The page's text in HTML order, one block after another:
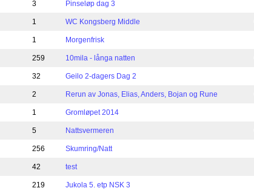
3 Pinseløp dag 3
1 WC Kongsberg Middle
1 Morgenfrisk
259 10mila - långa natten
32 Geilo 2-dagers Dag 2
2 Rerun av Jonas, Elias, Anders, Bojan og Rune
1 Gromløpet 2014
5 Nattsvermeren
256 Skumring/Natt
42 test
219 Jukola 5. etp NSK 3